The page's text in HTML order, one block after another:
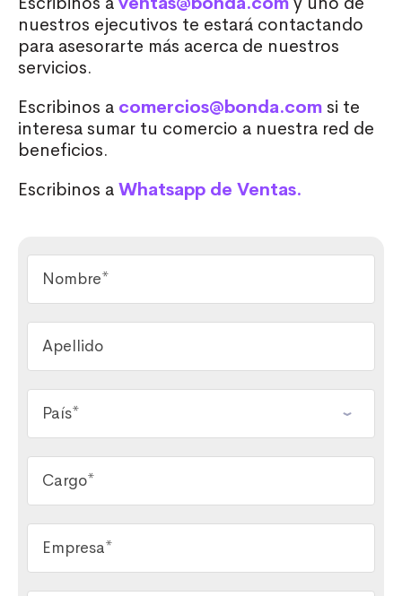
nuestros ejecutivos te estará contactando
para asesorarte más acerca de nuestros
servicios.
Escribinos a comercios@bonda.com si te
interesa sumar tu comercio a nuestra red de
beneficios.
Escribinos a Whatsapp de Ventas.